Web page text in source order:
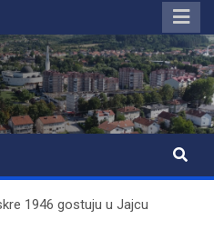
1946 gostuju u Jajcu